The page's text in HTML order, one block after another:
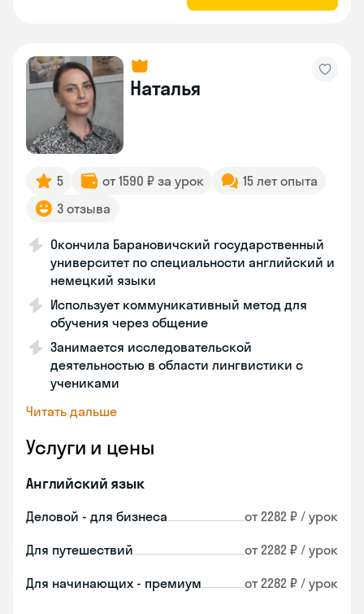
Наталья
5 от 1590 ₽ за урок
15 лет опыта
3 отзыва
Окончила Барановичский государственный
университет по специальности английский и
немецкий языки
Использует коммуникативный метод для
обучения через общение
Занимается исследовательской
деятельностью в области лингвистики с
учениками
Читать дальше
Услуги и цены
Английский язык
Деловой - для бизнеса от 2282 ₽ / урок
Для путешествий от 2282 ₽ / урок
Для начинающих - премиум от 2282 ₽ / урок